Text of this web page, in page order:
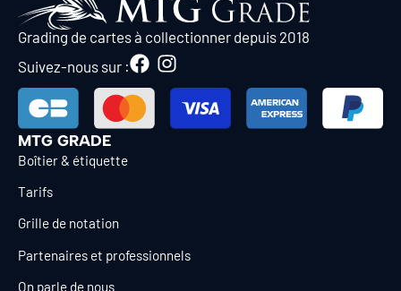
Grading de cartes à collectionner depuis 2018
Suivez-nous sur :
MTG GRADE
Boîtier & étiquette
Tarifs
Grille de notation
Partenaires et professionnels
On parle de nous